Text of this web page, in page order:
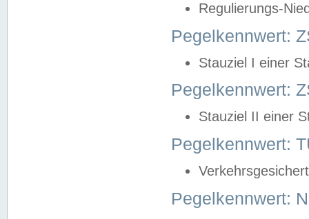
Regulierungs-
Pegelkennwert:
Stauziel I einer
Pegelkennwert:
Stauziel II einer
Pegelkennwert:
Pegelkennwert: